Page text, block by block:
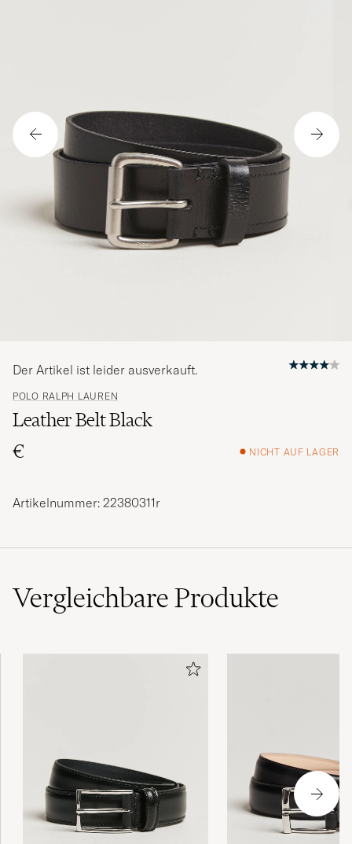
POLO RALPH LAUREN
Leather Belt Black
€
NICHT AUF LAGER
Der Artikel ist leider ausverkauft.
Artikelnummer: 22380311r
VergleichbareProdukte